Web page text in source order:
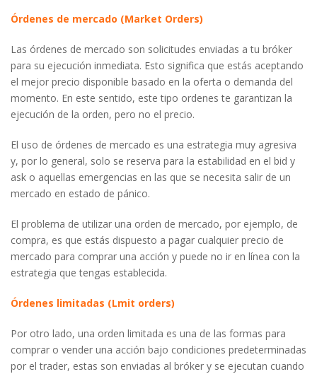
Órdenes de mercado (Market Orders)
Las órdenes de mercado son solicitudes enviadas a tu bróker
para su ejecución inmediata. Esto significa que estás aceptando
el mejor precio disponible basado en la oferta o demanda del
momento. En este sentido, este tipo ordenes te garantizan la
ejecución de la orden, pero no el precio.
El uso de órdenes de mercado es una estrategia muy agresiva
y, por lo general, solo se reserva para la estabilidad en el bid y
ask o aquellas emergencias en las que se necesita salir de un
mercado en estado de pánico.
El problema de utilizar una orden de mercado, por ejemplo, de
compra, es que estás dispuesto a pagar cualquier precio de
mercado para comprar una acción y puede no ir en línea con la
estrategia que tengas establecida.
Órdenes limitadas (Lmit orders)
Por otro lado, una orden limitada es una de las formas para
comprar o vender una acción bajo condiciones predeterminadas
por el trader, estas son enviadas al bróker y se ejecutan cuando